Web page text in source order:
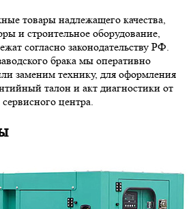
товары надлежащего качества,
и строительное оборудование,
согласно законодательству РФ.
брака мы оперативно
заменим технику, для оформления
талон и акт диагностики от
центра.